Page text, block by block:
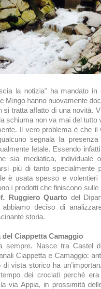
la notizia” ha mandato
Mingo hanno nuovamente
si tratta affatto di una novità.
schiuma non va mai del tutto
Il vero problema è che il
segnala la presenza
letale. Essendo
sia mediatica,
più di tanto specialmente
è usata spesso e
i prodotti che finiscono
Ruggiero Quarto del
abbiamo deciso di
storia.
Ciappetta Camaggio
sempre. Nasce tra Castel
Ciappetta e Camaggio:
di vista storico ha
dei crociati perché
via Appia, in prossimità